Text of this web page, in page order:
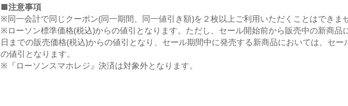
■注意事項
※同一会計で同じクーポン(同一期間、同一値引き額)を２枚以上ご利用いただくことはできませ
※ローソン標準価格(税込)からの値引となります。ただし、セール開始前から販売中の新商品
日までの販売価格(税込)からの値引となり、セール期間中に発売する新商品においては、セー
の値引となります。
※『ローソンスマホレジ』決済は対象外となります。